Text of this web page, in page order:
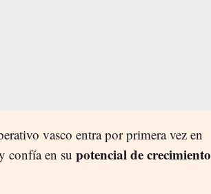
vasco entra por primera vez en
confía en su potencial de crecimiento